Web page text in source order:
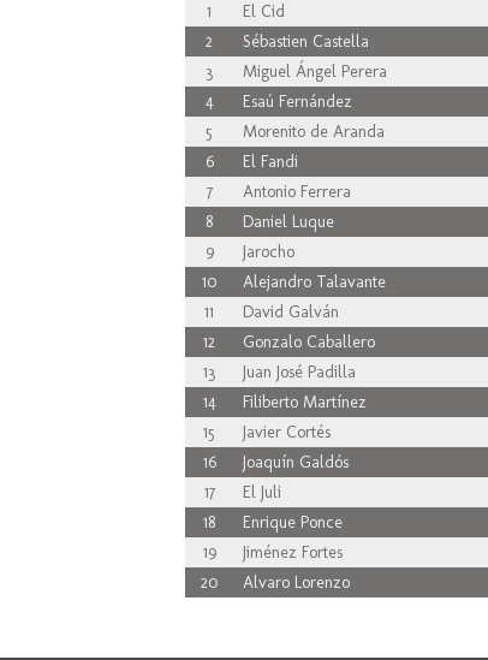
1 El Cid
2
Sébastien Castella
3
Miguel Ángel Perera
4
Esaú Fernández
5
Morenito de Aranda
6
El Fandi
7
Antonio Ferrera
8
Daniel Luque
9
Jarocho
10
Alejandro Talavante
11
David Galván
12
Gonzalo Caballero
13
Juan José Padilla
14
Filiberto Martínez
15
Javier Cortés
16
Joaquín Galdós
17
El Juli
18
Enrique Ponce
19
Jiménez Fortes
20
Alvaro Lorenzo